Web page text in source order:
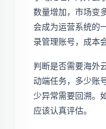
数量增加，市场变
会成为运营系统的
录管理账号，成本
判断是否需要海外
动端任务，多少账
少异常需要回溯。
应该认真评估。